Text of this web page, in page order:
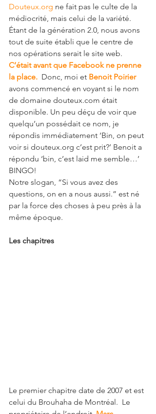
Douteux.org ne fait pas le culte de la
médiocrité, mais celui de la variété.
Étant de la génération 2.0, nous avons
tout de suite établi que le centre de
nos opérations serait le site web.
C’était avant que Facebook ne prenne
la place. Donc, moi et Benoit Poirier
avons commencé en voyant si le nom
de domaine douteux.com était
disponible. Un peu déçu de voir que
quelqu’un possédait ce nom, je
répondis immédiatement ‘Bin, on peut
voir si douteux.org c’est prit?’ Benoit a
répondu ‘bin, c’est laid me semble…’
BINGO!
Notre slogan, “Si vous avez des
questions, on en a nous aussi.” est né
par la force des choses à peu près à la
même époque.
Les chapitres
Le premier chapitre date de 2007 et est
celui du Brouhaha de Montréal.  Le